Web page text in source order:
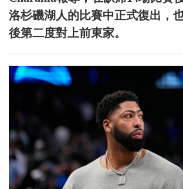
洛杉磯湖人的比賽中正式復出，
後第二度對上前東家。